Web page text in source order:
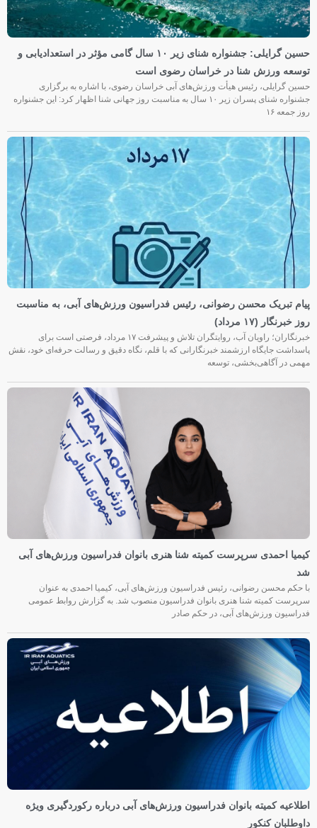
حسین گرایلی: جشنواره شنای زیر ۱۰ سال گامی مؤثر در استعدادیابی و
توسعه ورزش شنا در خراسان رضوی است
حسین گرایلی، رئیس هیأت ورزش‌های آبی خراسان رضوی، با اشاره به برگزاری
جشنواره شنای پسران زیر ۱۰ سال به مناسبت روز جهانی شنا اظهار کرد: این جشنواره
روز جمعه‌ ۱۶
پیام تبریک محسن رضوانی، رئیس فدراسیون ورزش‌های آبی، به مناسبت
روز خبرنگار (۱۷ مرداد)
خبرنگاران؛ راویان آب، روایتگران تلاش و پیشرفت ۱۷ مرداد، فرصتی است برای
پاسداشت جایگاه ارزشمند خبرنگارانی که با قلم، نگاه دقیق و رسالت حرفه‌ای خود، نقش
مهمی در آگاهی‌بخشی، توسعه
کیمیا احمدی سرپرست کمیته شنا هنری بانوان فدراسیون ورزش‌های آبی
شد
با حکم محسن رضوانی، رئیس فدراسیون ورزش‌های آبی، کیمیا احمدی به عنوان
سرپرست کمیته شنا هنری بانوان فدراسیون منصوب شد. به گزارش روابط عمومی
فدراسیون ورزش‌های آبی، در حکم صادر
اطلاعیه کمیته بانوان فدراسیون ورزش‌های آبی درباره رکوردگیری ویژه
داوطلبان کنکور